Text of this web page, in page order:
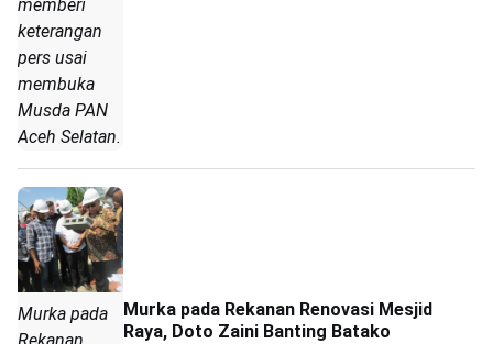
memberi
keterangan
pers usai
membuka
Musda PAN
Aceh Selatan.
Murka pada
Rekanan
Murka pada Rekanan Renovasi Mesjid
Raya, Doto Zaini Banting Batako